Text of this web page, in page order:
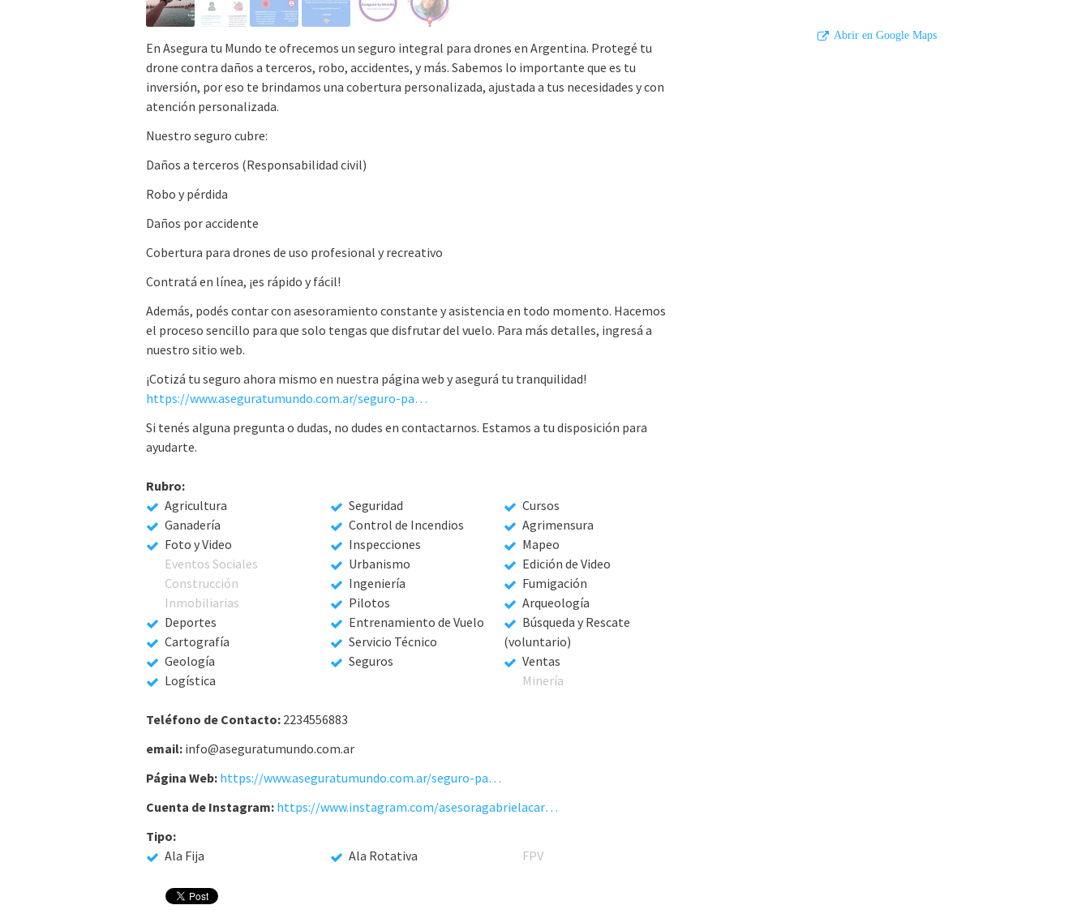
En Asegura tu Mundo te ofrecemos un seguro integral para drones en Argentina. Protegé tu
drone contra daños a terceros, robo, accidentes, y más. Sabemos lo importante que es tu
inversión, por eso te brindamos una cobertura personalizada, ajustada a tus necesidades y con
atención personalizada.
Nuestro seguro cubre:
Daños a terceros (Responsabilidad civil)
Robo y pérdida
Daños por accidente
Cobertura para drones de uso profesional y recreativo
Contratá en línea, ¡es rápido y fácil!
Además, podés contar con asesoramiento constante y asistencia en todo momento. Hacemos
el proceso sencillo para que solo tengas que disfrutar del vuelo. Para más detalles, ingresá a
nuestro sitio web.
¡Cotizá tu seguro ahora mismo en nuestra página web y asegurá tu tranquilidad!
https://www.aseguratumundo.com.ar/seguro-para-drones#cobertura
Si tenés alguna pregunta o dudas, no dudes en contactarnos. Estamos a tu disposición para
ayudarte.
Rubro:
Agricultura
Ganadería
Foto y Video
Eventos Sociales
Construcción
Inmobiliarias
Deportes
Cartografía
Geología
Logística
Seguridad
Control de Incendios
Inspecciones
Urbanismo
Ingeniería
Pilotos
Entrenamiento de Vuelo
Servicio Técnico
Seguros
Cursos
Agrimensura
Mapeo
Edición de Video
Fumigación
Arqueología
Búsqueda y Rescate
(voluntario)
Ventas
Minería
Teléfono de Contacto: 2234556883
email: info@aseguratumundo.com.ar
Página Web:
https://www.aseguratumundo.com.ar/seguro-para-drones
Cuenta de Instagram:
https://www.instagram.com/asesoragabrielacarrizo/
Tipo:
Ala Fija
Ala Rotativa FPV
Abrir en Google Maps